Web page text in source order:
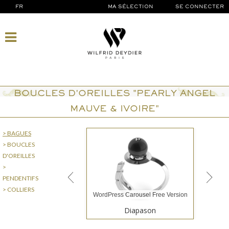
FR MA SÉLECTION SE CONNECTER
BOUCLES D'OREILLES "PEARLY ANGEL
MAUVE & IVOIRE"
> BAGUES
> BOUCLES
D'OREILLES
>
PENDENTIFS
> COLLIERS
WordPress Carousel Free Version
Diapason